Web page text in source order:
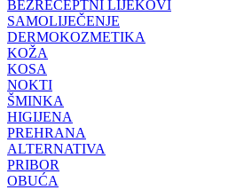
BEZRECEPTNI LIJEKOVI
SAMOLIJEČENJE
DERMOKOZMETIKA
KOŽA
KOSA
NOKTI
ŠMINKA
HIGIJENA
PREHRANA
ALTERNATIVA
PRIBOR
OBUĆA